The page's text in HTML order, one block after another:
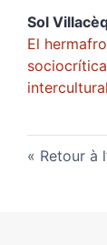
Sol
El
Retour à